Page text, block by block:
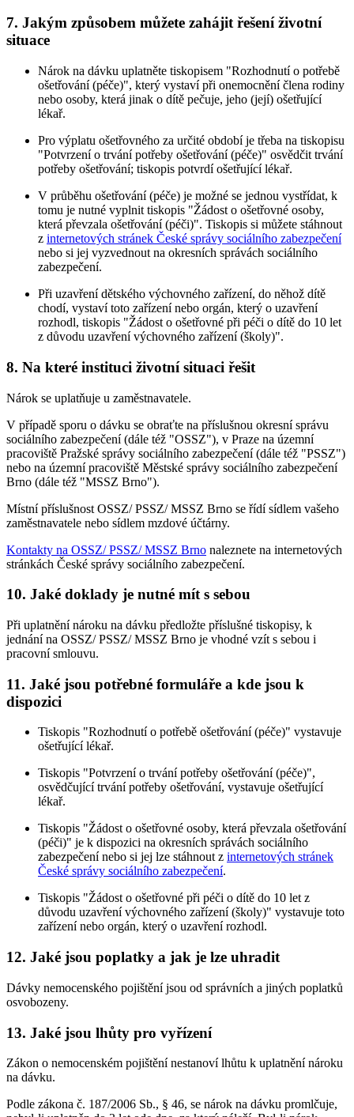
7. Jakým způsobem můžete zahájit řešení životní
situace
Nárok na dávku uplatněte tiskopisem "Rozhodnutí o potřebě
ošetřování (péče)", který vystaví při onemocnění člena rodiny
nebo osoby, která jinak o dítě pečuje, jeho (její) ošetřující
lékař.
Pro výplatu ošetřovného za určité období je třeba na tiskopisu
"Potvrzení o trvání potřeby ošetřování (péče)" osvědčit trvání
potřeby ošetřování; tiskopis potvrdí ošetřující lékař.
V průběhu ošetřování (péče) je možné se jednou vystřídat, k
tomu je nutné vyplnit tiskopis "Žádost o ošetřovné osoby,
která převzala ošetřování (péči)". Tiskopis si můžete stáhnout
z internetových stránek České správy sociálního zabezpečení
nebo si jej vyzvednout na okresních správách sociálního
zabezpečení.
Při uzavření dětského výchovného zařízení, do něhož dítě
chodí, vystaví toto zařízení nebo orgán, který o uzavření
rozhodl, tiskopis "Žádost o ošetřovné při péči o dítě do 10 let
z důvodu uzavření výchovného zařízení (školy)".
8. Na které instituci životní situaci řešit
Nárok se uplatňuje u zaměstnavatele.
V případě sporu o dávku se obraťte na příslušnou okresní správu
sociálního zabezpečení (dále též "OSSZ"), v Praze na územní
pracoviště Pražské správy sociálního zabezpečení (dále též "PSSZ")
nebo na územní pracoviště Městské správy sociálního zabezpečení
Brno (dále též "MSSZ Brno").
Místní příslušnost OSSZ/ PSSZ/ MSSZ Brno se řídí sídlem vašeho
zaměstnavatele nebo sídlem mzdové účtárny.
Kontakty na OSSZ/ PSSZ/ MSSZ Brno naleznete na internetových
stránkách České správy sociálního zabezpečení.
10. Jaké doklady je nutné mít s sebou
Při uplatnění nároku na dávku předložte příslušné tiskopisy, k
jednání na OSSZ/ PSSZ/ MSSZ Brno je vhodné vzít s sebou i
pracovní smlouvu.
11. Jaké jsou potřebné formuláře a kde jsou k
dispozici
Tiskopis "Rozhodnutí o potřebě ošetřování (péče)" vystavuje
ošetřující lékař.
Tiskopis "Potvrzení o trvání potřeby ošetřování (péče)",
osvědčující trvání potřeby ošetřování, vystavuje ošetřující
lékař.
Tiskopis "Žádost o ošetřovné osoby, která převzala ošetřování
(péči)" je k dispozici na okresních správách sociálního
zabezpečení nebo si jej lze stáhnout z internetových stránek
České správy sociálního zabezpečení.
Tiskopis "Žádost o ošetřovné při péči o dítě do 10 let z
důvodu uzavření výchovného zařízení (školy)" vystavuje toto
zařízení nebo orgán, který o uzavření rozhodl.
12. Jaké jsou poplatky a jak je lze uhradit
Dávky nemocenského pojištění jsou od správních a jiných poplatků
osvobozeny.
13. Jaké jsou lhůty pro vyřízení
Zákon o nemocenském pojištění nestanoví lhůtu k uplatnění nároku
na dávku.
Podle zákona č. 187/2006 Sb., § 46, se nárok na dávku promlčuje,